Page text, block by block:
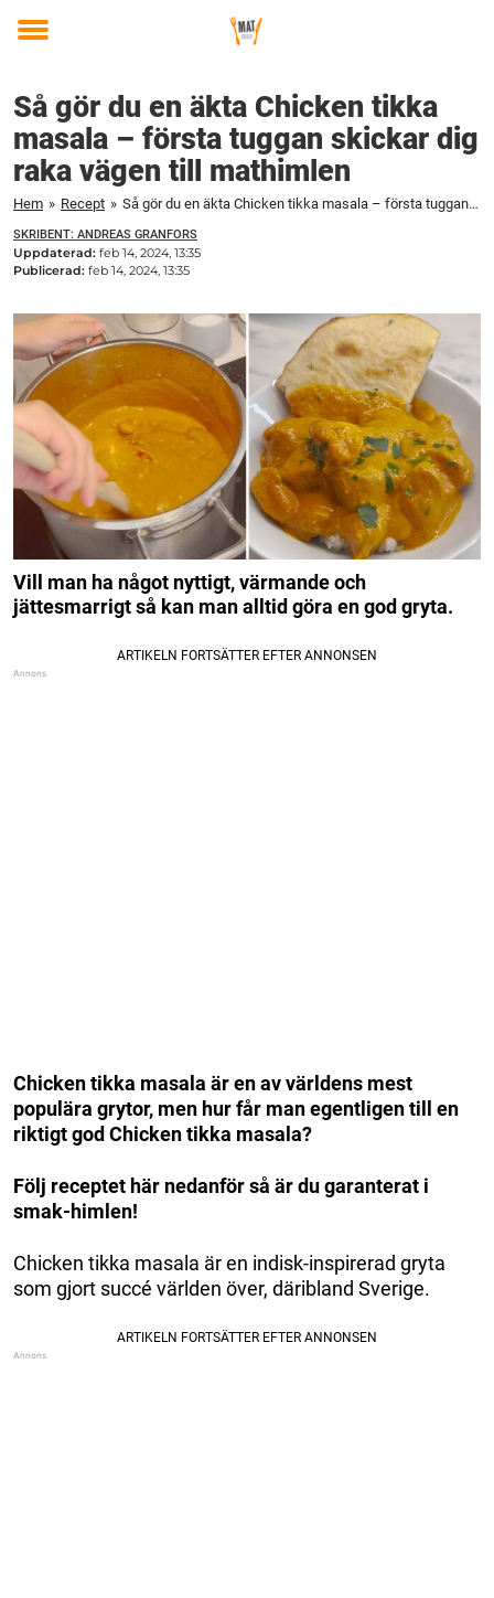
Toggle
Så gör du en äkta Chicken tikka
masala – första tuggan skickar dig
raka vägen till mathimlen
Hem » Recept » Så gör du en äkta Chicken tikka masala – första tuggan skickar dig raka vägen till mathimlen
SKRIBENT: ANDREAS GRANFORS
Uppdaterad: feb 14, 2024, 13:35
Publicerad: feb 14, 2024, 13:35
Vill man ha något nyttigt, värmande och
jättesmarrigt så kan man alltid göra en god gryta.
Chicken tikka masala är en av världens mest
populära grytor, men hur får man egentligen till en
riktigt god Chicken tikka masala?
Följ receptet här nedanför så är du garanterat i
smak-himlen!
Chicken tikka masala är en indisk-inspirerad gryta
som gjort succé världen över, däribland Sverige.